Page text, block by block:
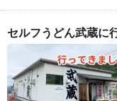
セルフうどん武蔵に